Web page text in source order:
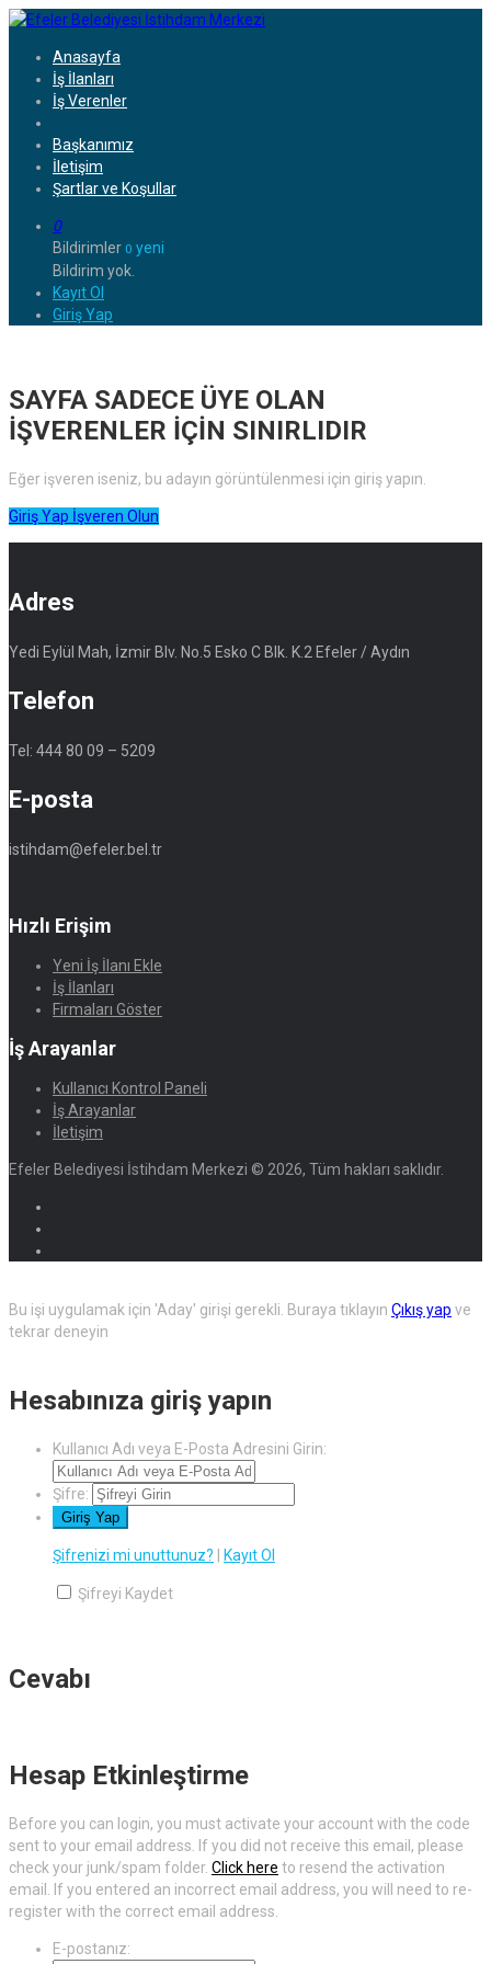
Anasayfa
İş İlanları
İş Verenler
Başkanımız
İletişim
Şartlar ve Koşullar
0
Bildirimler 0 yeni
Bildirim yok.
Kayıt Ol
Giriş Yap
SAYFA SADECE ÜYE OLAN
İŞVERENLER İÇİN SINIRLIDIR
Eğer işveren iseniz, bu adayın görüntülenmesi için giriş yapın.
Giriş Yap İşveren Olun
Adres
Yedi Eylül Mah, İzmir Blv. No.5 Esko C Blk. K.2 Efeler / Aydın
Telefon
Tel: 444 80 09 – 5209
E-posta
istihdam@efeler.bel.tr
Hızlı Erişim
Yeni İş İlanı Ekle
İş İlanları
Firmaları Göster
İş Arayanlar
Kullanıcı Kontrol Paneli
İş Arayanlar
İletişim
Efeler Belediyesi İstihdam Merkezi © 2026, Tüm hakları saklıdır.
Bu işi uygulamak için 'Aday' girişi gerekli. Buraya tıklayın Çıkış yap ve
tekrar deneyin
Hesabınıza giriş yapın
Kullanıcı Adı veya E-Posta Adresini Girin:
Şifre:
Şifrenizi mi unuttunuz? Kayıt Ol
Şifreyi Kaydet
Cevabı
Hesap Etkinleştirme
Before you can login, you must activate your account with the code
sent to your email address. If you did not receive this email, please
check your junk/spam folder. Click here to resend the activation
email. If you entered an incorrect email address, you will need to re-
register with the correct email address.
E-postanız: